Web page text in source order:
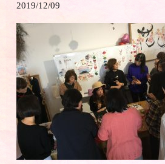
2019/12/09